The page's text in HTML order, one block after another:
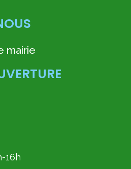
mairie
16h